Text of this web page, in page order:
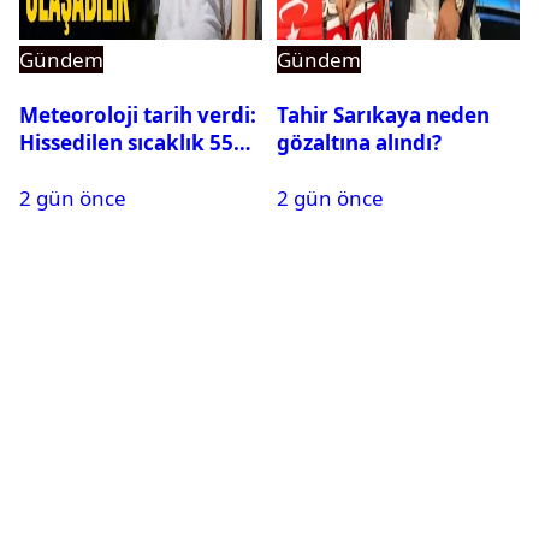
Gündem
Meteoroloji tarih verdi:
Hissedilen sıcaklık 55
2 gün önce
Gündem
Tahir Sarıkaya neden
gözaltına alındı?
2 gün önce